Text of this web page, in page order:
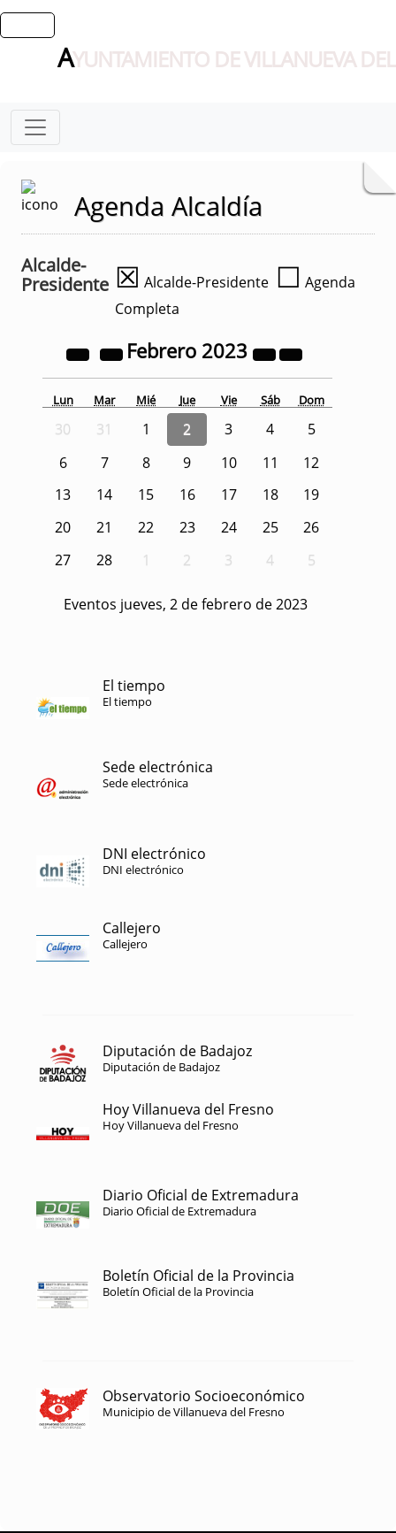
AYUNTAMIENTO DE VILLANUEVA
Agenda Alcaldía
Alcalde-
Presidente ☒ Alcalde-Presidente ☐ Agenda
Completa
Febrero 2023
Lun Mar Mié Jue Vie Sáb Dom
30 31 1 2 3 4
5
6
7 8 9 10 11
12
13
14 15 16 17 18
19
20
21 22 23 24 25
26
27
28 1 2 3 4 5
Eventos jueves, 2 de febrero de 2023
El tiempo
El tiempo
Sede electrónica
Sede electrónica
DNI electrónico
DNI electrónico
Callejero
Callejero
Diputación de Badajoz
Diputación de Badajoz
Hoy Villanueva del Fresno
Hoy Villanueva del Fresno
Diario Oficial de Extremadura
Diario Oficial de Extremadura
Boletín Oficial de la Provincia
Boletín Oficial de la Provincia
Observatorio Socioeconómico
Municipio de Villanueva del Fresno